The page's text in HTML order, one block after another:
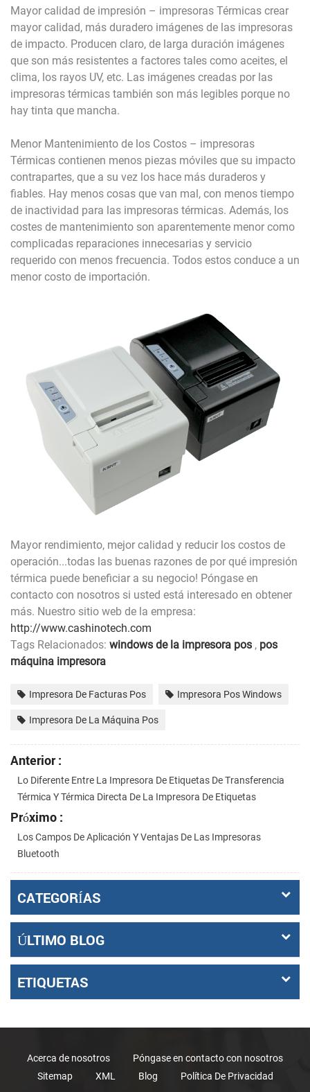
Mayor calidad de impresión – impresoras Térmicas crear
mayor calidad, más duradero imágenes de las impresoras
de impacto. Producen claro, de larga duración imágenes
que son más resistentes a factores tales como aceites, el
clima, los rayos UV, etc. Las imágenes creadas por las
impresoras térmicas también son más legibles porque no
hay tinta que mancha.
Menor Mantenimiento de los Costos – impresoras
Térmicas contienen menos piezas móviles que su impacto
contrapartes, que a su vez los hace más duraderos y
fiables. Hay menos cosas que van mal, con menos tiempo
de inactividad para las impresoras térmicas. Además, los
costes de mantenimiento son aparentemente menor como
complicadas reparaciones innecesarias y servicio
requerido con menos frecuencia. Todos estos conduce a un
menor costo de importación.
Mayor rendimiento, mejor calidad y reducir los costos de
operación...todas las buenas razones de por qué impresión
térmica puede beneficiar a su negocio! Póngase en
contacto con nosotros si usted está interesado en obtener
más. Nuestro sitio web de la empresa:
http://www.cashinotech.com
Tags Relacionados: windows de la impresora pos , pos
máquina impresora
Impresora De Facturas Pos Impresora Pos Windows
Impresora De La Máquina Pos
Anterior :
Lo Diferente Entre La Impresora De Etiquetas De Transferencia
Térmica Y Térmica Directa De La Impresora De Etiquetas
Próximo :
Los Campos De Aplicación Y Ventajas De Las Impresoras
Bluetooth
CATEGORÍAS
ÚLTIMO BLOG
ETIQUETAS
Acerca de nosotros
Póngase en contacto con nosotros
Sitemap
XML Blog Política De Privacidad